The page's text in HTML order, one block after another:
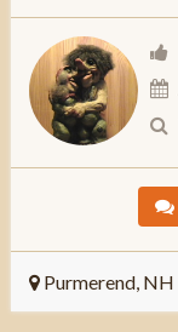
Purmerend, NH